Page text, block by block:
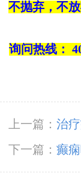
不抛弃，不
询问热线：
上一篇： 治
下一篇： 癫